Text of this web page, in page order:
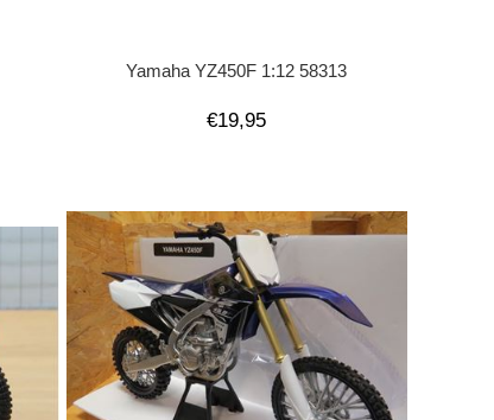
Yamaha YZ450F 1:12 58313
€19,95